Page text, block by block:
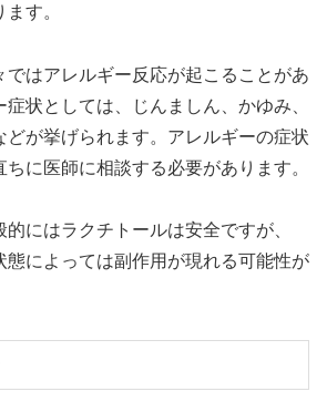
す。
ではアレルギー反応が起こることがあ
症状としては、じんましん、かゆみ、
どが挙げられます。アレルギーの症状
に医師に相談する必要があります。
にはラクチトールは安全ですが、
態によっては副作用が現れる可能性が